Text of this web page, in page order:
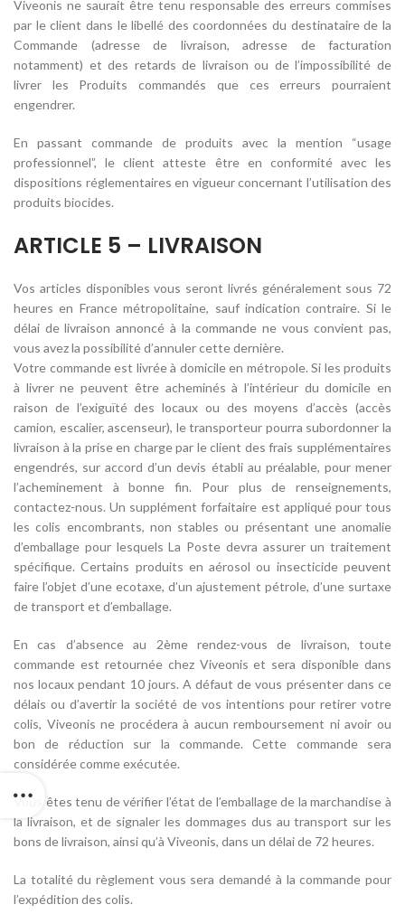
Viveonis ne saurait être tenu responsable des erreurs commises
par le client dans le libellé des coordonnées du destinataire de la
Commande (adresse de livraison, adresse de facturation
notamment) et des retards de livraison ou de l’impossibilité de
livrer les Produits commandés que ces erreurs pourraient
engendrer.
En passant commande de produits avec la mention “usage
professionnel”, le client atteste être en conformité avec les
dispositions réglementaires en vigueur concernant l’utilisation des
produits biocides.
ARTICLE 5 – LIVRAISON
Vos articles disponibles vous seront livrés généralement sous 72
heures en France métropolitaine, sauf indication contraire. Si le
délai de livraison annoncé à la commande ne vous convient pas,
vous avez la possibilité d’annuler cette dernière.
Votre commande est livrée à domicile en métropole. Si les produits
à livrer ne peuvent être acheminés à l’intérieur du domicile en
raison de l’exiguïté des locaux ou des moyens d’accès (accès
camion, escalier, ascenseur), le transporteur pourra subordonner la
livraison à la prise en charge par le client des frais supplémentaires
engendrés, sur accord d’un devis établi au préalable, pour mener
l’acheminement à bonne fin. Pour plus de renseignements,
contactez-nous. Un supplément forfaitaire est appliqué pour tous
les colis encombrants, non stables ou présentant une anomalie
d’emballage pour lesquels La Poste devra assurer un traitement
spécifique. Certains produits en aérosol ou insecticide peuvent
faire l’objet d’une ecotaxe, d’un ajustement pétrole, d’une surtaxe
de transport et d’emballage.
En cas d’absence au 2ème rendez-vous de livraison, toute
commande est retournée chez Viveonis et sera disponible dans
nos locaux pendant 10 jours. A défaut de vous présenter dans ce
délais ou d’avertir la société de vos intentions pour retirer votre
colis, Viveonis ne procédera à aucun remboursement ni avoir ou
bon de réduction sur la commande. Cette commande sera
considérée comme exécutée.
Vous êtes tenu de vérifier l’état de l’emballage de la marchandise à
la livraison, et de signaler les dommages dus au transport sur les
bons de livraison, ainsi qu’à Viveonis, dans un délai de 72 heures.
La totalité du règlement vous sera demandé à la commande pour
l’expédition des colis.